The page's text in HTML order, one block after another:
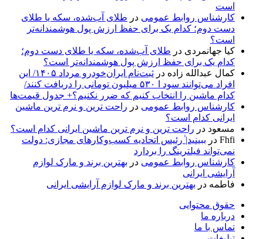
است
کارشناس روابط عمومی در طلای آب‌شده، سکه یا طلای
دست دوم؛ کدام یک برای حفظ ارزش پول هوشمندانه‌تر
است؟
کیا جهانمردی در طلای آب‌شده، سکه یا طلای دست دوم؛
کدام یک برای حفظ ارزش پول هوشمندانه‌تر است؟
کمال عبدالله زاده در
ثبت‌نام ایران‌خودرو مرداد ۱۴۰۵/ این
افراد می‌توانند سود ا ۵۳۰ میلیون تومانی را دریافت کنند/
کدام ماشین را انتخاب کنیم که ضرر نکنیم؟+ جدول قیمت‌ها
کارشناس روابط عمومی در راحت ترین و نرم ترین ماشین
ایرانی کدام است؟
مسعود در راحت ترین و نرم ترین ماشین ایرانی کدام است؟
Fhfi در ببینید| ٰرئیس اتحادیه کسب‌وکارهای مجازی: دولت
نمی‌تواند فیلترینگ را بردارد
کارشناس روابط عمومی در بهترین برند و مارک لوازم
آرایشی ایرانی
فاطمه در بهترین برند و مارک لوازم آرایشی ایرانی
حقوق محتوایی
درباره ما
تماس با ما